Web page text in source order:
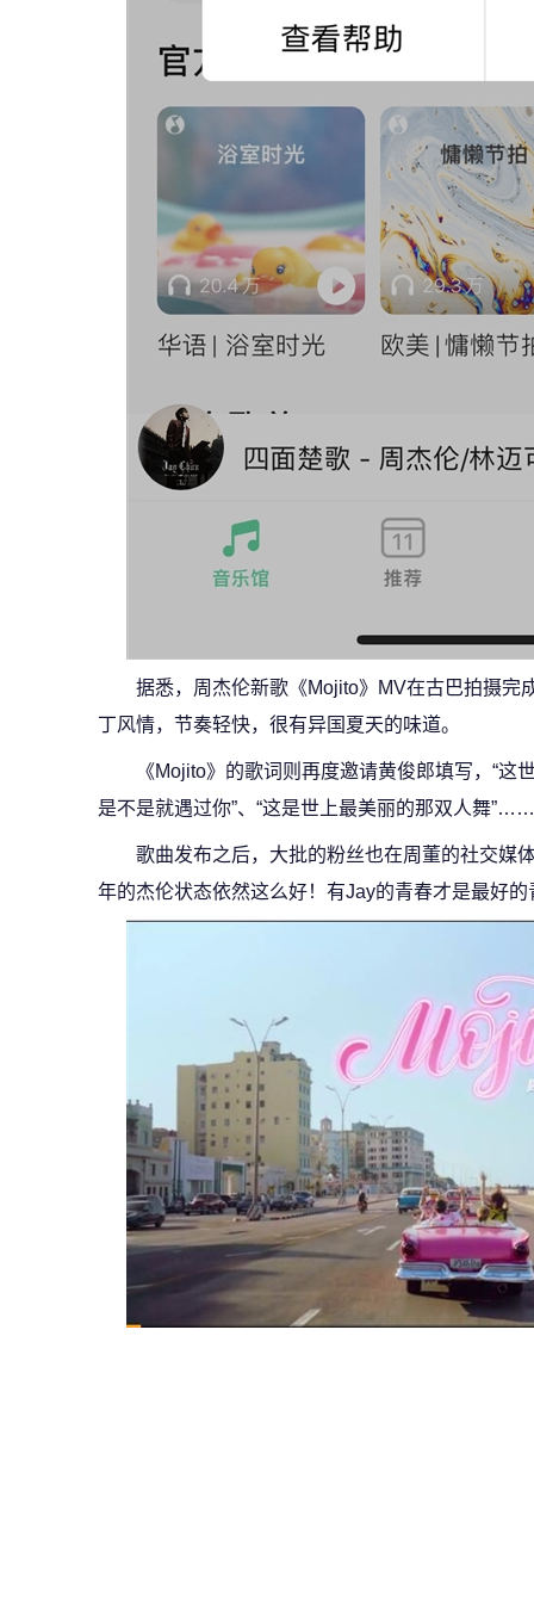
据悉，周杰伦新歌《Mojito》MV在古巴拍摄完
丁风情，节奏轻快，很有异国夏天的味道。
《Mojito》的歌词则再度邀请黄俊郎填写，“这
是不是就遇过你”、“这是世上最美丽的那双人舞”……
歌曲发布之后，大批的粉丝也在周董的社交媒
年的杰伦状态依然这么好！有Jay的青春才是最好的